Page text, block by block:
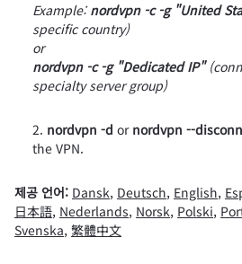
Example:nordvpn -c -g "United
specific country)
or
nordvpn -c -g "Dedicated IP"
specialty server group)
nordvpn -d or nordvpn --
the VPN.
제공 언어: Dansk, Deutsch, English,
日本語, Nederlands, Norsk, Polski,
Svenska, 繁體中文